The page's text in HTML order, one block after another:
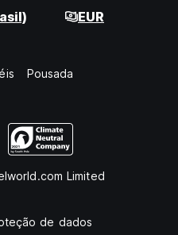
EUR
Pousada
Limited
de dados